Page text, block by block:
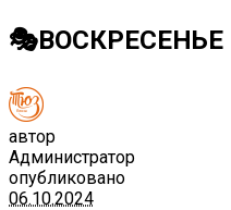
автор
Администратор
опубликовано
06.10.2024